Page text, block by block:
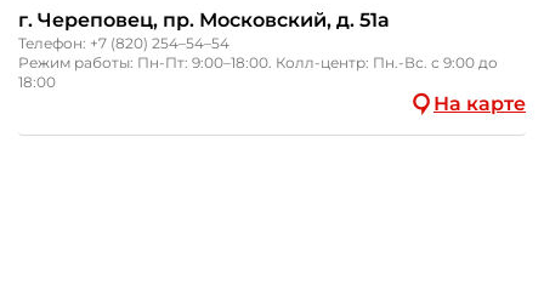
г. Череповец, пр. Московский, д. 51а
Телефон: +7 (820) 254–54–54
Режим работы: Пн-Пт: 9:00–18:00. Колл-центр: Пн.-Вс. с 9:00 до
18:00
На карте